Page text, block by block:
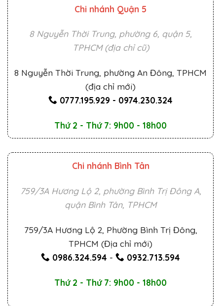
Chi nhánh Quận 5
8 Nguyễn Thời Trung, phường 6, quận 5,
TPHCM (địa chỉ cũ)
8 Nguyễn Thời Trung, phường An Đông, TPHCM
(địa chỉ mới)
0777.195.929 - 0974.230.324
Thứ 2 - Thứ 7: 9h00 - 18h00
Chi nhánh Bình Tân
759/3A Hương Lộ 2, phường Bình Trị Đông A,
quận Bình Tân, TPHCM
759/3A Hương Lộ 2, Phường Bình Trị Đông,
TPHCM (Địa chỉ mới)
0986.324.594 - 0932.713.594
Thứ 2 - Thứ 7: 9h00 - 18h00